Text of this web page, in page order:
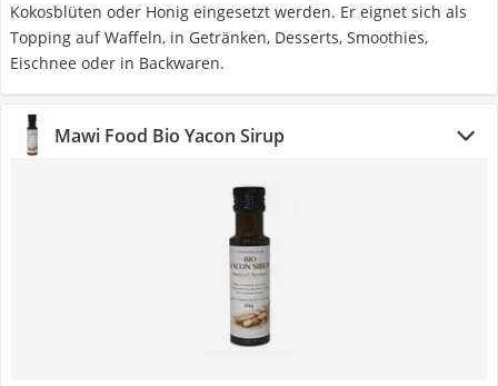
Kokosblüten oder Honig eingesetzt werden. Er eignet sich als
Topping auf Waffeln, in Getränken, Desserts, Smoothies,
Eischnee oder in Backwaren.
Mawi Food Bio Yacon Sirup